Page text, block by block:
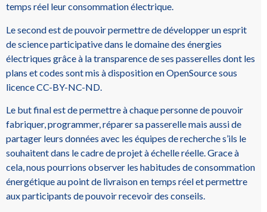
temps réel leur consommation électrique.
Le second est de pouvoir permettre de développer un esprit
de science participative dans le domaine des énergies
électriques grâce à la transparence de ses passerelles dont les
plans et codes sont mis à disposition en OpenSource sous
licence CC-BY-NC-ND.
Le but final est de permettre à chaque personne de pouvoir
fabriquer, programmer, réparer sa passerelle mais aussi de
partager leurs données avec les équipes de recherche s’ils le
souhaitent dans le cadre de projet à échelle réelle. Grace à
cela, nous pourrions observer les habitudes de consommation
énergétique au point de livraison en temps réel et permettre
aux participants de pouvoir recevoir des conseils.